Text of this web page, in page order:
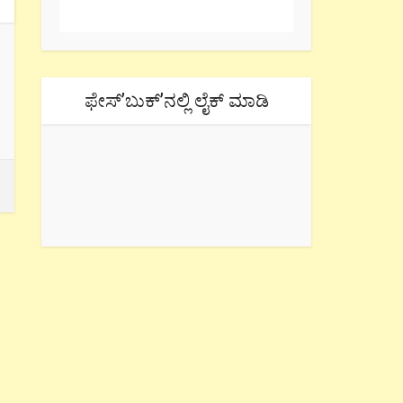
ಫೇಸ್’ಬುಕ್’ನಲ್ಲಿ ಲೈಕ್ ಮಾಡಿ